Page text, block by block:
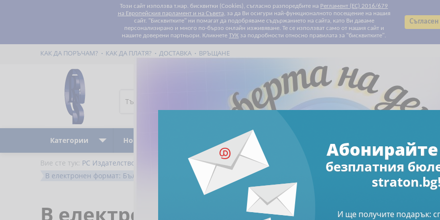
Този сайт използва т.нар. бисквитки (Cookies), съгласно разпоредбите на Регламент (ЕС) 2016/679
на Европейския парламент и на Съвета, за да Ви осигури най-функционалното посещение на нашия
сайт. "Бисквитките" ни помагат да подобряваме съдържанието на сайта, като Ви даваме
персонализирано и много по-бързо онлайн изживяване. Те се използват само от нашия сайт и
нашите доверени партньори. Кликнете ТУК за подробности относно правилата за "бисквитките".
КАК ДА ПОРЪЧАМ? КАК ДА ПЛАТЯ? ДОСТАВКА ВРЪЩАНЕ
Всички категории
Всички категории
Данъчно облагане и такси
Електронни книги
Електронни списания
За Вашите деца и внуци
За родители
За храната с любов
Клубни карти и ваучери
Печатни списания
Продажби и маркетинг
Професионални умения
Свободно време
Счетоводство
Труд и осигуряване
Финанси и инвестиции
Човешки ресурси
Категории Ново Намаления
Вие сте тук: РС Издателство и Бизнес Консултации Електронни книги
Електронен формат
В електронен формат: Българи в чужбина. Чужденци в България - практически наръчник за труд и осигуряване
В електронен формат: Българи в
Абонирайте
безплатния
И ще получите подарък: